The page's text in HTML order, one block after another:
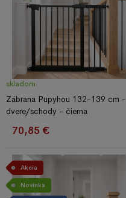
skladom
Zábrana Pupyhou 132-139 cm -
dvere/schody - čierna
70,85 €
Akcia
Novinka